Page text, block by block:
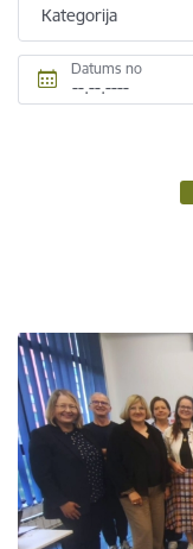
Kategorija
Datums no